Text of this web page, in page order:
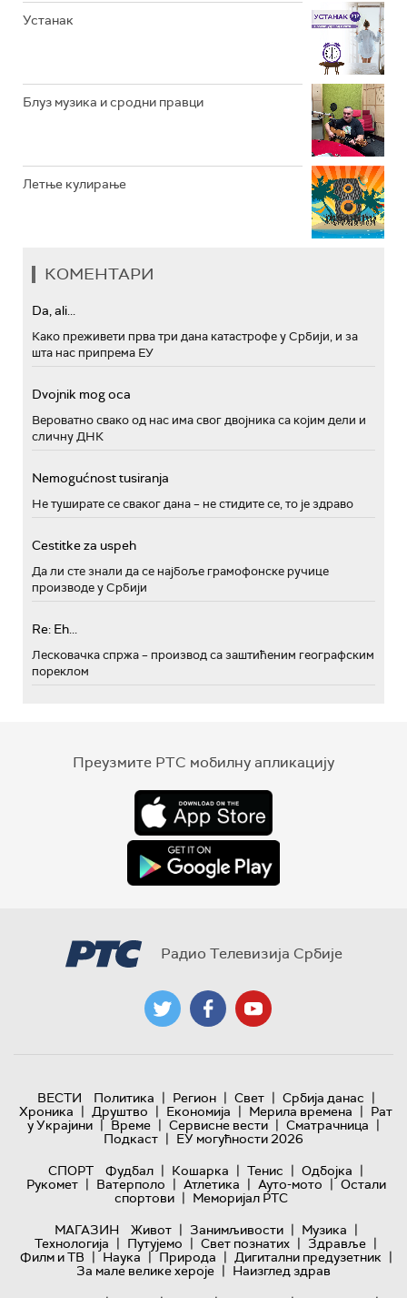
Устанак
Блуз музика и сродни правци
Летње кулирање
КОМЕНТАРИ
Da, ali...
Како преживети прва три дана катастрофе у Србији, и за
шта нас припрема ЕУ
Dvojnik mog oca
Вероватно свако од нас има свог двојника са којим дели и
сличну ДНК
Nemogućnost tusiranja
Не туширате се сваког дана – не стидите се, то је здраво
Cestitke za uspeh
Да ли сте знали да се најбоље грамофонске ручице
производе у Србији
Re: Eh...
Лесковачка спржа – производ са заштићеним географским
пореклом
Преузмите РТС мобилну апликацију
Радио Телевизија Србије
ВЕСТИ Политика | Регион | Свет | Србија данас |
Хроника | Друштво | Економија | Мерила времена | Рат
у Украјини | Време | Сервисне вести | Сматрачница |
Подкаст | ЕУ могућности 2026
СПОРТ
Фудбал | Кошарка | Тенис | Одбојка |
Рукомет | Ватерполо | Атлетика | Ауто-мото | Остали
спортови | Меморијал РТС
МАГАЗИН
Живот | Занимљивости | Музика |
Технологијa | Путујемо | Свет познатих | Здравље |
Филм и ТВ | Наука | Природа | Дигитални предузетник |
За мале велике хероје | Наизглед здрав